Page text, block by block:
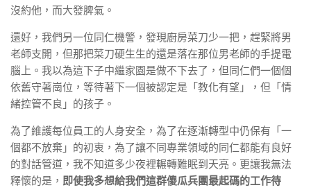
沒約他，而大發脾氣。
還好，我們另一位同仁機警，發現廚房菜刀少一把，趕緊將男
老師支開，但那把菜刀硬生生的還是落在那位男老師的手提電
腦上。我以為這下子中繼家園是做不下去了，但同仁們一個個
依舊守著崗位，等待著下一個被認定是「教化有望」，但「情
緒控管不良」的孩子。
為了維護每位員工的人身安全，為了在逐漸轉型中仍保有「一
個都不放棄」的初衷，為了讓不同專業領域的同仁都能有良好
的對話管道，我不知道多少夜裡輾轉難眠到天亮。更讓我無法
釋懷的是， 即使我多想給我們這群傻瓜兵團最起碼的工作待